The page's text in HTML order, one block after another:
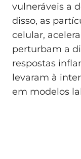
vulneráveis a
disso, as
celular,
perturbam a
respostas
levaram à
em modelos